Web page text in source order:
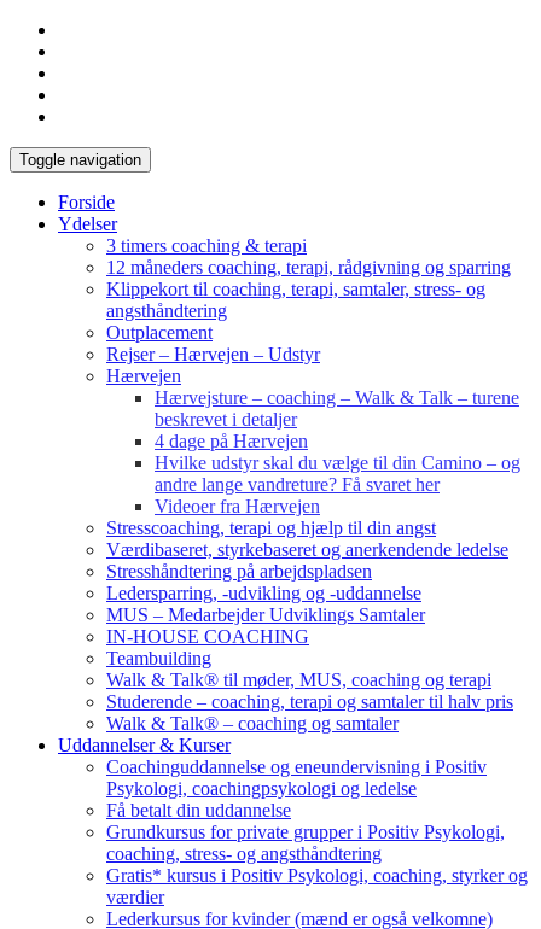
Toggle navigation
Forside
Ydelser
3 timers coaching & terapi
12 måneders coaching, terapi, rådgivning og sparring
Klippekort til coaching, terapi, samtaler, stress- og
angsthåndtering
Outplacement
Rejser – Hærvejen – Udstyr
Hærvejen
Hærvejsture – coaching – Walk & Talk – turene
beskrevet i detaljer
4 dage på Hærvejen
Hvilke udstyr skal du vælge til din Camino – og
andre lange vandreture? Få svaret her
Videoer fra Hærvejen
Stresscoaching, terapi og hjælp til din angst
Værdibaseret, styrkebaseret og anerkendende ledelse
Stresshåndtering på arbejdspladsen
Ledersparring, -udvikling og -uddannelse
MUS – Medarbejder Udviklings Samtaler
IN-HOUSE COACHING
Teambuilding
Walk & Talk® til møder, MUS, coaching og terapi
Studerende – coaching, terapi og samtaler til halv pris
Walk & Talk® – coaching og samtaler
Uddannelser & Kurser
Coachinguddannelse og eneundervisning i Positiv
Psykologi, coachingpsykologi og ledelse
Få betalt din uddannelse
Grundkursus for private grupper i Positiv Psykologi,
coaching, stress- og angsthåndtering
Gratis* kursus i Positiv Psykologi, coaching, styrker og
værdier
Lederkursus for kvinder (mænd er også velkomne)